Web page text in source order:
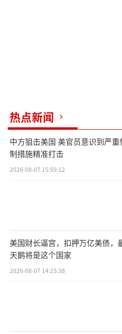
热点新闻
中方狙击美国 美官员意识到严重
制措施精准打击
2026-08-07 15:59:12
美国财长逼宫，扣押万亿美债，
天鹅将是这个国家
2026-08-07 14:25:38